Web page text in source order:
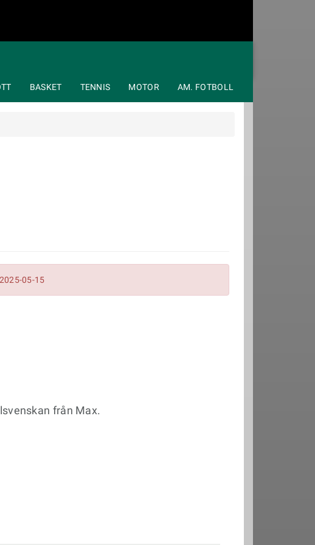
BASKET TENNIS MOTOR AM. FOTBOLL
05-15
från Max.